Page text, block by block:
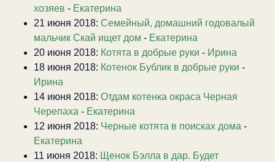
хозяев - Екатерина
21 июня 2018: Семейный, домашний годовалый
мальчик Скай ищет дом - Екатерина
20 июня 2018: Котята в добрые руки - Ирина
18 июня 2018: Котенок Бублик в добрые руки -
Ирина
14 июня 2018: Отдам котенка окраса Черная
Черепаха - Екатерина
12 июня 2018: Черные котята в поисках дома -
Екатерина
11 июня 2018: Щенок Бэлла в дар. Будет